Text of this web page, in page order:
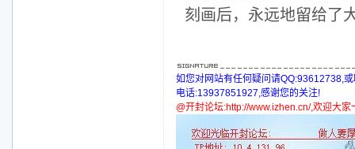
刻画后，永远地留给了
如您对网站有任何疑问请QQ:93612738,
电话:13937851927,感谢您的关注!
@开封论坛:http://www.izhen.cn/,欢迎大家